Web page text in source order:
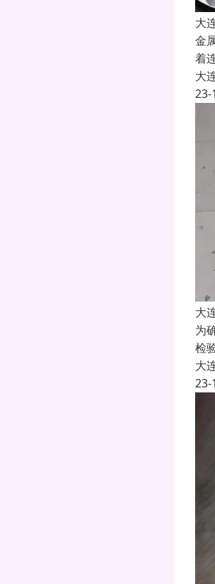
大
金
着
大
23-
大
为
检
大
23-